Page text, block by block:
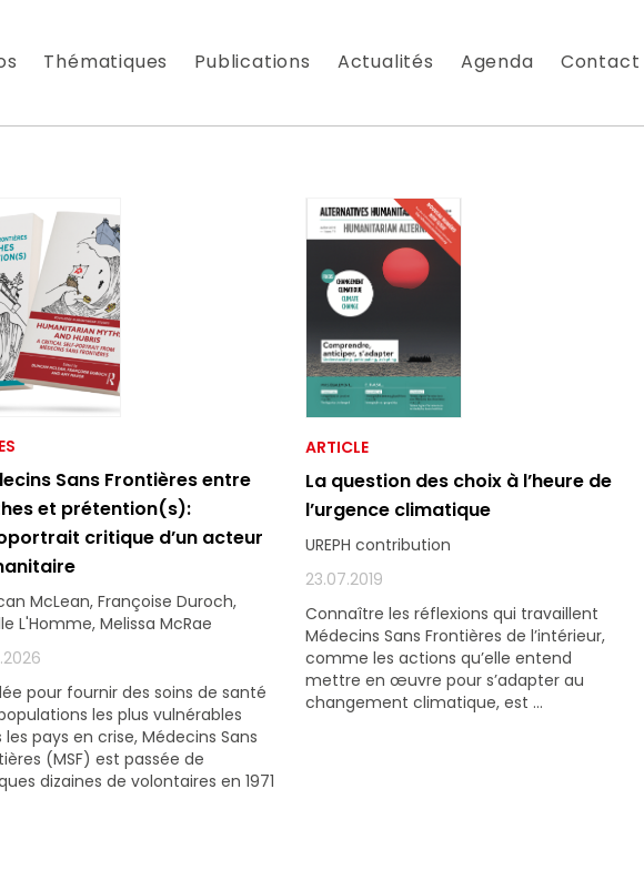
Thématiques Publications Actualités Agenda Contact
Sans Frontières entre
et prétention(s):
critique d’un acteur
McLean, Françoise Duroch,
L'Homme, Melissa McRae
pour fournir des soins de santé
les plus vulnérables
les pays en crise, Médecins Sans
(MSF) est passée de
dizaines de volontaires en 1971
ARTICLE
La question des choix à l’heure de
l’urgence climatique
UREPH contribution
23.07.2019
Connaître les réflexions qui travaillent
Médecins Sans Frontières de l’intérieur,
comme les actions qu’elle entend
mettre en œuvre pour s’adapter au
changement climatique, est ...
NOTRE NEWSLETTER
nouveautés que nous réservons à nos fidèles abonnés.
messagerie est uniquement utilisée pour vous envoyer notre lettre
que des informations concernant nos activités. Vous pouvez à tout
lien de désabonnement intégré dans chacun de nos mails.